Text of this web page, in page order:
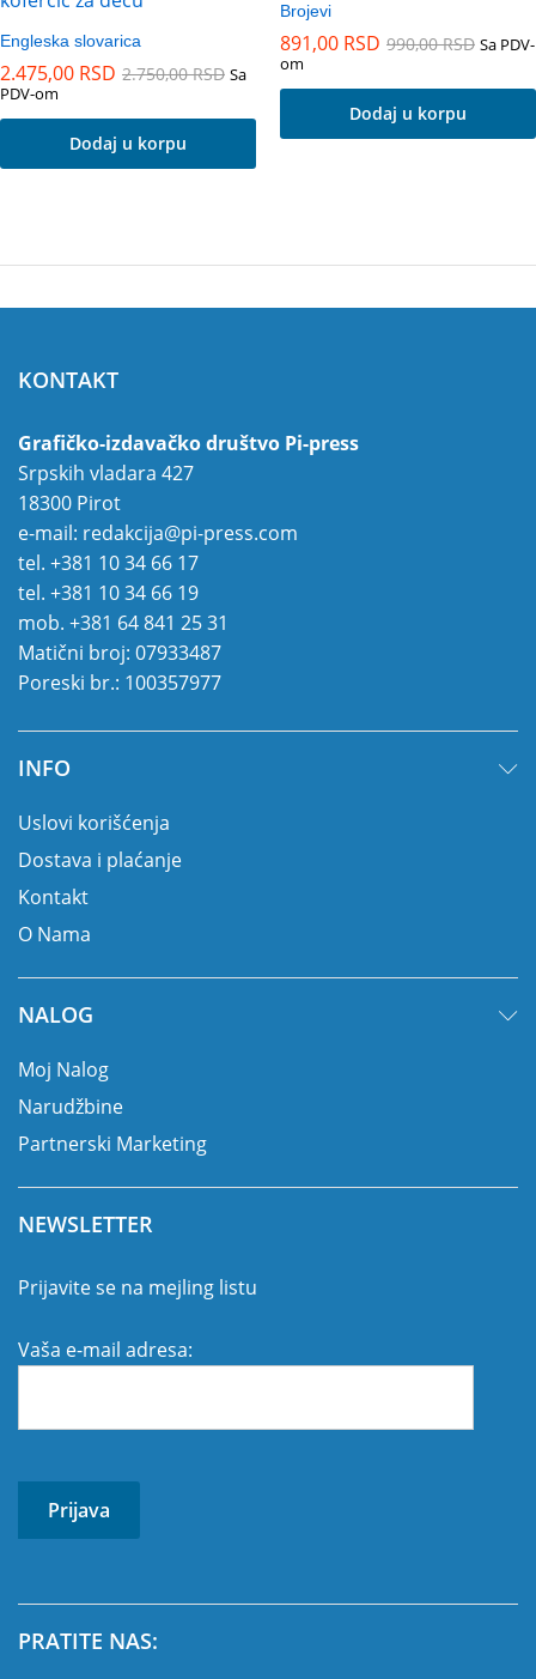
Engleska slovarica
2.475,00 RSD 2.750,00RSD Sa
PDV-om
Dodaj u korpu
Brojevi
891,00 RSD 990,00RSD Sa PDV-
om
Dodaj u korpu
KONTAKT
Grafičko-izdavačko društvo Pi-press
Srpskih vladara 427
18300 Pirot
e-mail: redakcija@pi-press.com
tel. +381 10 34 66 17
tel. +381 10 34 66 19
mob. +381 64 841 25 31
Matični broj: 07933487
Poreski br.: 100357977
INFO
Uslovi korišćenja
Dostava i plaćanje
Kontakt
O Nama
NALOG
Moj Nalog
Narudžbine
Partnerski Marketing
NEWSLETTER
Prijavite se na mejling listu
Vaša e-mail adresa:
PRATITE NAS: